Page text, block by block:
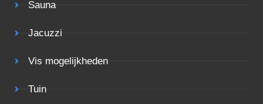
Sauna
Jacuzzi
Vis mogelijkheden
Tuin